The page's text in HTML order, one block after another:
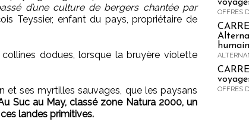
d’une culture de bergers chantée par
Teyssier, enfant du pays, propriétaire de
collines dodues, lorsque la bruyère violette
et ses myrtilles sauvages, que les paysans
Suc au May, classé zone Natura 2000, un
landes primitives.
OFFRES
OFFRES